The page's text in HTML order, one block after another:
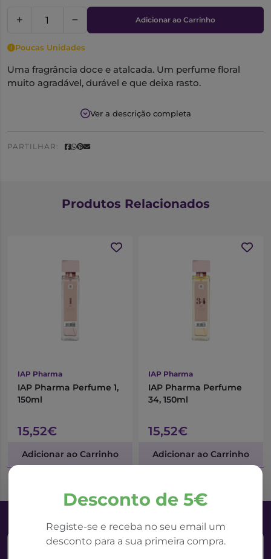
Adicionar ao Carrinho
Poucas Unidades
Uma fragrância doce e atalcada. Um perfume floral
muito agradável, durável e que deixa rasto.
Saída:Espinheiro Branco
Coração:Rosa
Baunilha
Ver a descrição completa
PARTILHAR:
Desconto de 5€
Registe-se e receba no seu email um
desconto para a sua primeira compra.
Produtos Relacionados
IAP Pharma
IAP Pharma Perfume 1,
150ml
15,52€
Adicionar ao Carrinho
IAP Pharma
IAP Pharma Perfume
34, 150ml
15,52€
Adicionar ao Carrinho